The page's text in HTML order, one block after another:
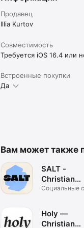
Продавец
Illia Kurtov
Совместимость
Требуется iOS 16.4 или
Встроенные покупки
Да
Вам может также
SALT -
Christian
Dating App
Социальные
Holy —
Christian